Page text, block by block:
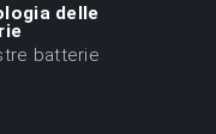
delle
batterie